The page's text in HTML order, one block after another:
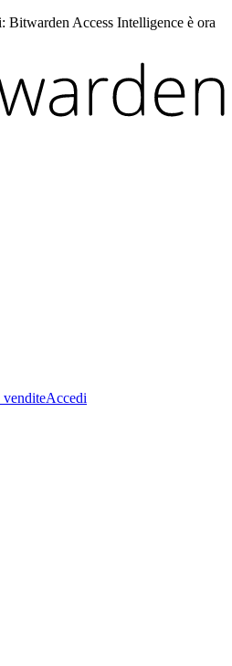
Bitwarden Access Intelligence è ora
venditeAccedi